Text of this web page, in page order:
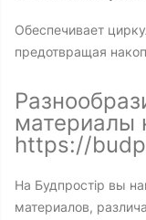
Обеспечивает
предотвращая
материалы
https://
На Будпростір вы
материалов,